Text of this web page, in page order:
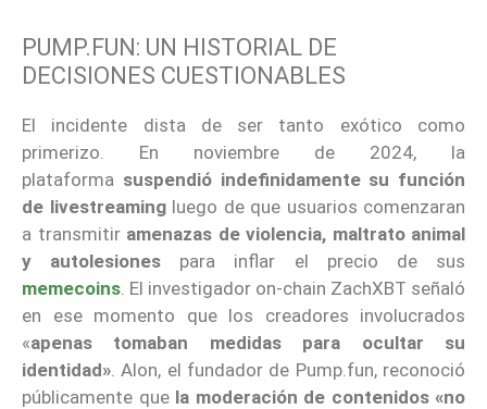
PUMP.FUN: UN HISTORIAL DE
DECISIONES CUESTIONABLES
El incidente dista de ser tanto exótico como
primerizo. En noviembre de 2024, la
plataforma suspendió indefinidamentesu función
de livestreamingluego de que usuarios comenzaran
a transmitir amenazas de violencia, maltrato animal
y autolesiones para inflar el precio de sus
memecoins . El investigador on-chain ZachXBT señaló
en ese momento que los creadores involucrados
«apenas tomaban medidas para ocultar su
identidad» . Alon, el fundador de Pump.fun, reconoció
públicamente que la moderación de contenidos «no